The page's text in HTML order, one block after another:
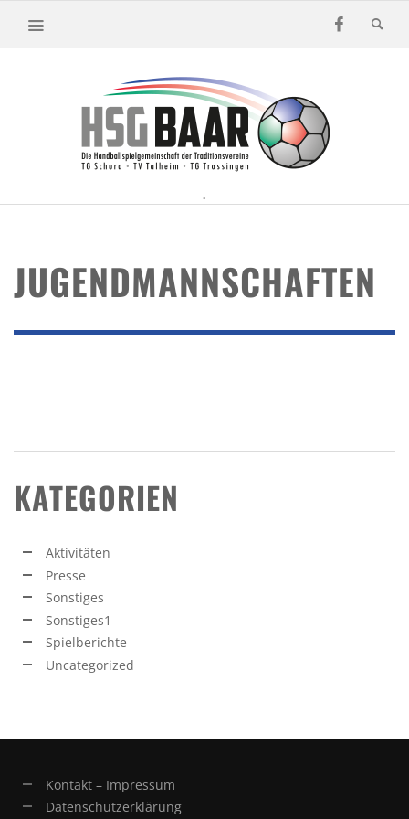
.
JUGENDMANNSCHAFTEN
KATEGORIEN
Aktivitäten
Presse
Sonstiges
Sonstiges1
Spielberichte
Uncategorized
Kontakt – Impressum
Datenschutzerklärung